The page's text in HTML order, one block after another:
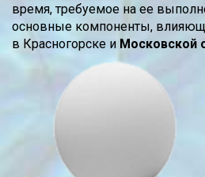
время, требуемое на ее
основные компоненты,
в Красногорске и Московской